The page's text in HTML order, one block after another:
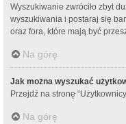
Wyszukiwanie zwróciło zbyt
wyszukiwania i postaraj się
oraz fora, które mają być
Na górę
Jak można wyszukać
Przejdź na stronę
Na górę